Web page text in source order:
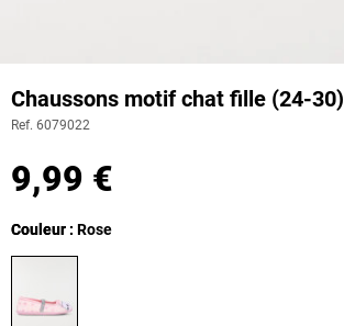
Chaussons motif chat fille (24-30)
Ref. 6079022
9,99 €
Couleur
Couleur : Rose